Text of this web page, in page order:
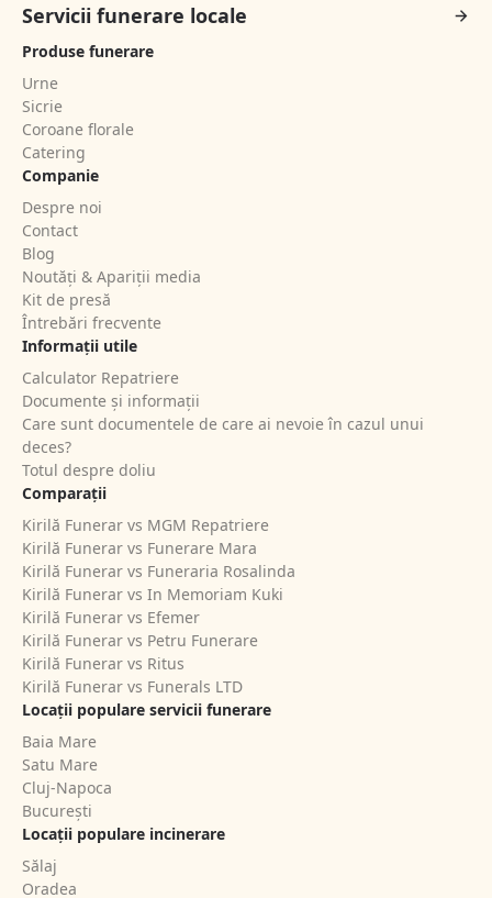
Servicii funerare locale
Produse funerare
Urne
Sicrie
Coroane florale
Catering
Companie
Despre noi
Contact
Blog
Noutăți & Apariții media
Kit de presă
Întrebări frecvente
Informații utile
Calculator Repatriere
Documente și informații
Care sunt documentele de care ai nevoie în cazul unui
deces?
Totul despre doliu
Comparații
Kirilă Funerar vs MGM Repatriere
Kirilă Funerar vs Funerare Mara
Kirilă Funerar vs Funeraria Rosalinda
Kirilă Funerar vs In Memoriam Kuki
Kirilă Funerar vs Efemer
Kirilă Funerar vs Petru Funerare
Kirilă Funerar vs Ritus
Kirilă Funerar vs Funerals LTD
Locații populare servicii funerare
Baia Mare
Satu Mare
Cluj-Napoca
București
Locații populare incinerare
Sălaj
Oradea